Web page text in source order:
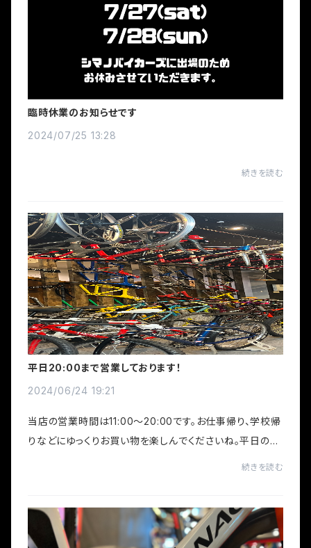
臨時休業のお知らせです
2024/07/25 13:28
続きを読む
平日20:00まで営業しております！
2024/06/24 19:21
当店の営業時間は11:00〜20:00です。お仕事帰り、学校帰
りなどにゆっくりお買い物を楽しんでくださいね。平日の夕
方以降は比較的店内が落ち着いておりますので、おすすめ
続きを読む